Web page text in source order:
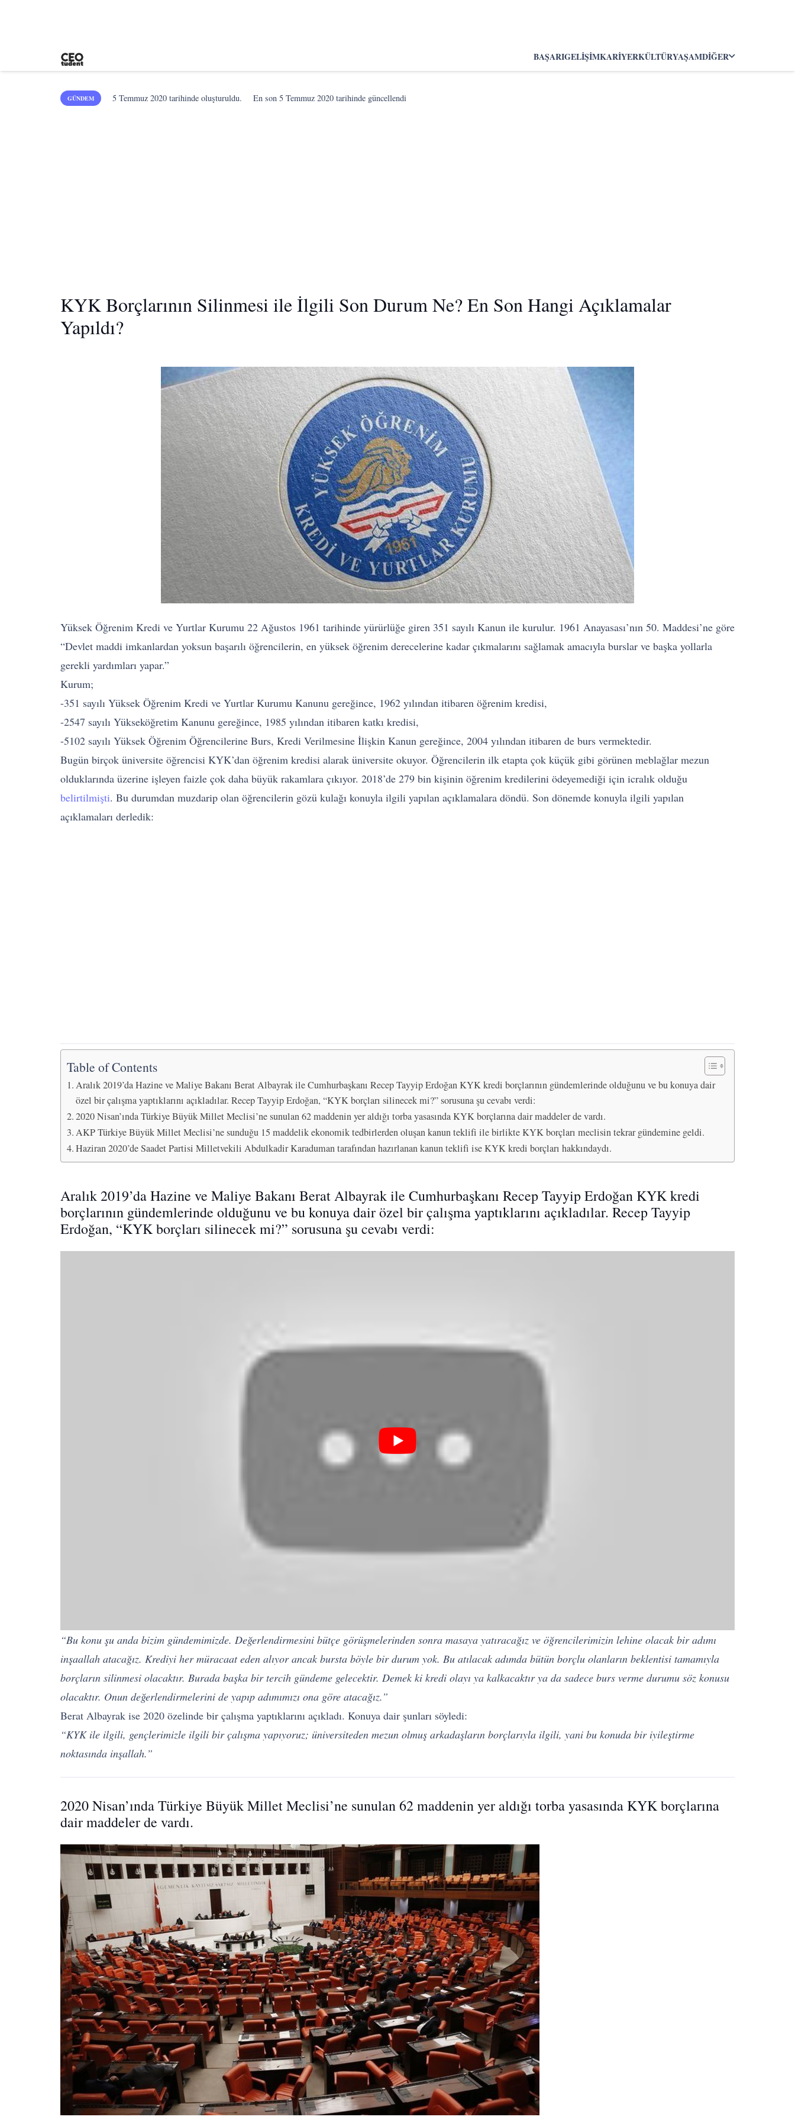
BAŞARIGELIŞIMKARIYERKÜLTÜRYAŞAMDIĞER
GÜNDEM 5 Temmuz 2020 tarihinde oluşturuldu. En son5 Temmuz 2020 tarihinde güncellendi
KYK Borçlarının Silinmesi ile İlgili Son Durum Ne? En Son Hangi Açıklamalar
Yapıldı?
Yüksek Öğrenim Kredi ve Yurtlar Kurumu 22 Ağustos 1961 tarihinde yürürlüğe giren 351 sayılı Kanun ile kurulur. 1961 Anayasası’nın 50. Maddesi’ne göre
“Devlet maddi imkanlardan yoksun başarılı öğrencilerin, en yüksek öğrenim derecelerine kadar çıkmalarını sağlamak amacıyla burslar ve başka yollarla
gerekli yardımları yapar.”
Kurum;
-351 sayılı Yüksek Öğrenim Kredi ve Yurtlar Kurumu Kanunu gereğince, 1962 yılından itibaren öğrenim kredisi,
-2547 sayılı Yükseköğretim Kanunu gereğince, 1985 yılından itibaren katkı kredisi,
-5102 sayılı Yüksek Öğrenim Öğrencilerine Burs, Kredi Verilmesine İlişkin Kanun gereğince, 2004 yılından itibaren de burs vermektedir.
Bugün birçok üniversite öğrencisi KYK’dan öğrenim kredisi alarak üniversite okuyor. Öğrencilerin ilk etapta çok küçük gibi görünen meblağlar mezun
olduklarında üzerine işleyen faizle çok daha büyük rakamlara çıkıyor. 2018’de 279 bin kişinin öğrenim kredilerini ödeyemediği için icralık olduğu
belirtilmişti. Bu durumdan muzdarip olan öğrencilerin gözü kulağı konuyla ilgili yapılan açıklamalara döndü. Son dönemde konuyla ilgili yapılan
açıklamaları derledik:
Table of Contents
Aralık 2019’da Hazine ve Maliye Bakanı Berat Albayrak ile Cumhurbaşkanı Recep Tayyip Erdoğan KYK kredi borçlarının gündemlerinde olduğunu ve bu konuya dair
özel bir çalışma yaptıklarını açıkladılar. Recep Tayyip Erdoğan, “KYK borçları silinecek mi?” sorusuna şu cevabı verdi:
2020 Nisan’ında Türkiye Büyük Millet Meclisi’ne sunulan 62 maddenin yer aldığı torba yasasında KYK borçlarına dair maddeler de vardı.
AKP Türkiye Büyük Millet Meclisi’ne sunduğu 15 maddelik ekonomik tedbirlerden oluşan kanun teklifi ile birlikte KYK borçları meclisin tekrar gündemine geldi.
Haziran 2020’de Saadet Partisi Milletvekili Abdulkadir Karaduman tarafından hazırlanan kanun teklifi ise KYK kredi borçları hakkındaydı.
Aralık 2019’da Hazine ve Maliye Bakanı Berat Albayrak ile Cumhurbaşkanı Recep Tayyip Erdoğan KYK kredi
borçlarının gündemlerinde olduğunu ve bu konuya dair özel bir çalışma yaptıklarını açıkladılar. Recep Tayyip
Erdoğan, “KYK borçları silinecek mi?” sorusuna şu cevabı verdi:
“Bu konu şu anda bizim gündemimizde. Değerlendirmesini bütçe görüşmelerinden sonra masaya yatıracağız ve öğrencilerimizin lehine olacak bir adımı
inşaallah atacağız. Krediyi her müracaat eden alıyor ancak bursta böyle bir durum yok. Bu atılacak adımda bütün borçlu olanların beklentisi tamamıyla
borçların silinmesi olacaktır. Burada başka bir tercih gündeme gelecektir. Demek ki kredi olayı ya kalkacaktır ya da sadece burs verme durumu söz konusu
olacaktır. Onun değerlendirmelerini de yapıp adımımızı ona göre atacağız.”
Berat Albayrak ise 2020 özelinde bir çalışma yaptıklarını açıkladı. Konuya dair şunları söyledi:
“KYK ile ilgili, gençlerimizle ilgili bir çalışma yapıyoruz; üniversiteden mezun olmuş arkadaşların borçlarıyla ilgili, yani bu konuda bir iyileştirme
noktasında inşallah.”
2020 Nisan’ında Türkiye Büyük Millet Meclisi’ne sunulan 62 maddenin yer aldığı torba yasasında KYK borçlarına
dair maddeler de vardı.